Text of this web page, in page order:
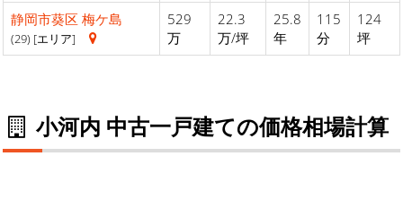
静岡市葵区 梅ケ島
(29) [エリア]
529
万
22.3
万/坪
25.8
年
115
分
124
坪
小河内 中古一戸建ての価格相場計算